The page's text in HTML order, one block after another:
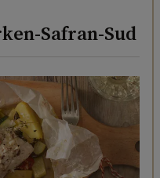
Safran-Sud